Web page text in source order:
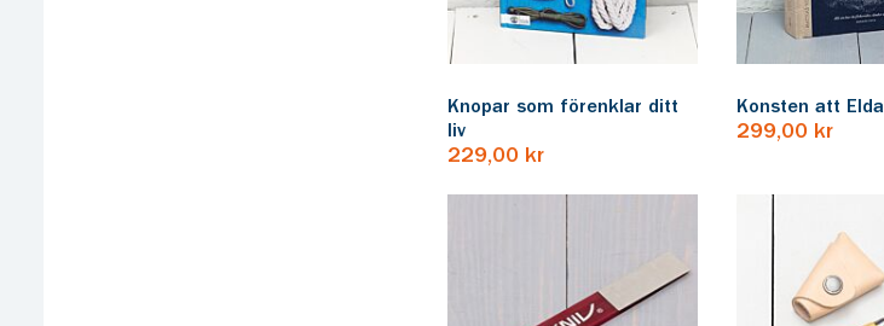
Knopar som förenklar ditt
liv
229,00 kr
Konsten att Elda
299,00 kr